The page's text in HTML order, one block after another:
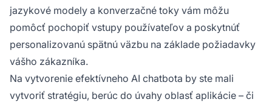
jazykové modely a konverzačné toky vám môžu
pomôcť pochopiť vstupy používateľov a poskytnúť
personalizovanú spätnú väzbu na základe požiadavky
vášho zákazníka.
Na vytvorenie efektívneho AI chatbota by ste mali
vytvoriť stratégiu, berúc do úvahy oblasť aplikácie – či